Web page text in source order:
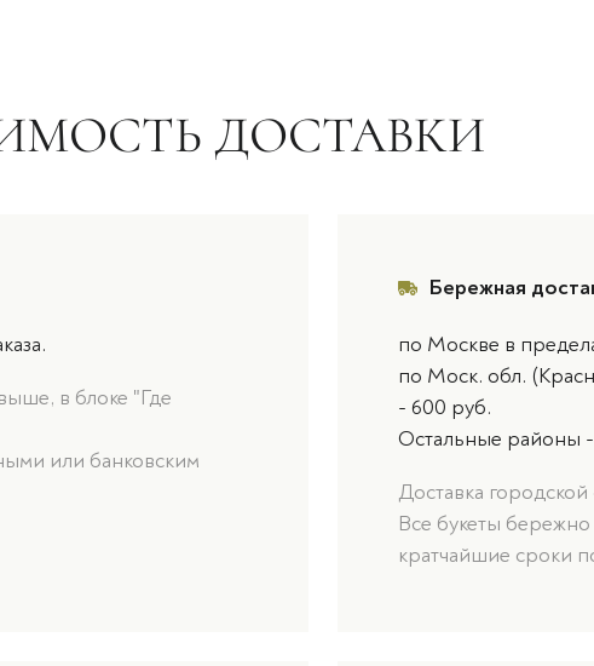
ДОСТАВКИ
в блоке "Где
или банковским
Бережная
по Москве в
по Моск. обл.
- 600 руб.
Остальные районы
Доставка
Все букеты
кратчайшие сроки